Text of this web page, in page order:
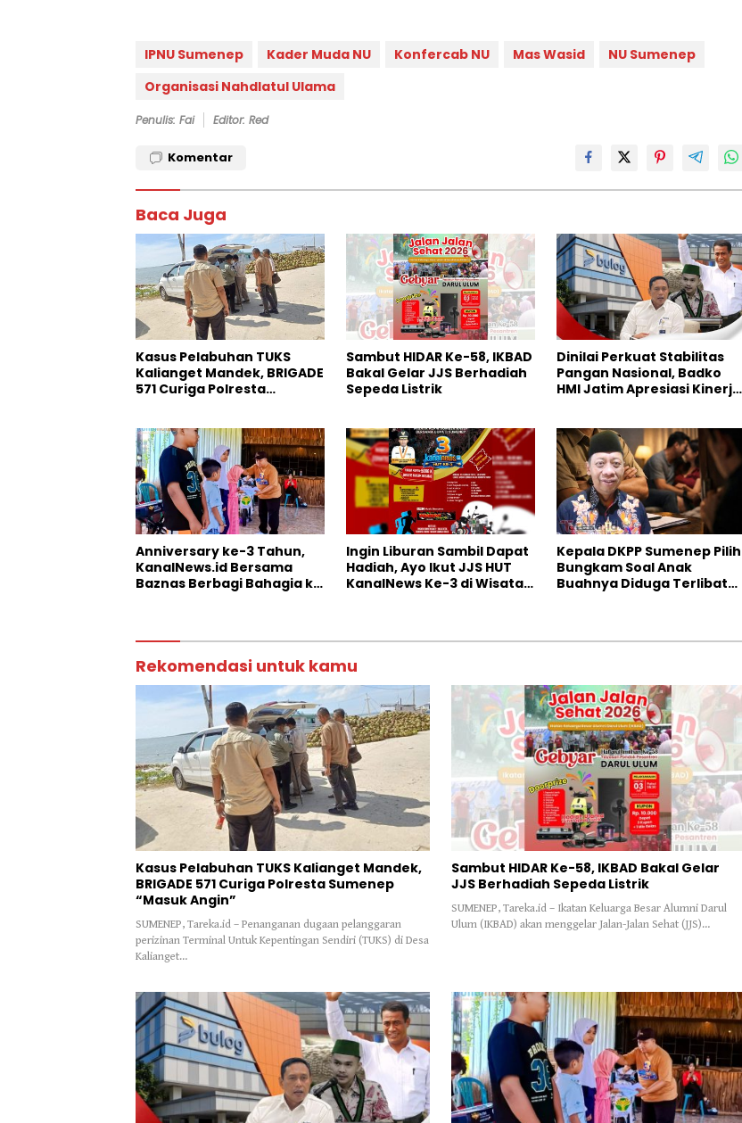
IPNU Sumenep Kader Muda NU Konfercab NU Mas Wasid
NU Sumenep
Organisasi Nahdlatul Ulama
Penulis: Fai Editor: Red
Komentar
Baca Juga
Kasus Pelabuhan TUKS
Kalianget Mandek, BRIGADE
571 Curiga Polresta
Sambut HIDAR Ke-58, IKBAD
Bakal Gelar JJS Berhadiah
Sepeda Listrik
Dinilai Perkuat Stabilitas
Pangan Nasional, Badko
HMI Jatim Apresiasi Kinerja
Anniversary ke-3 Tahun,
KanalNews.id Bersama
Baznas Berbagi Bahagia ke
Ingin Liburan Sambil Dapat
Hadiah, Ayo Ikut JJS HUT
KanalNews Ke-3 di Wisata
Kepala DKPP Sumenep Pilih
Bungkam Soal Anak
Buahnya Diduga Terlibat
Rekomendasi untuk kamu
Kasus Pelabuhan TUKS Kalianget Mandek,
BRIGADE 571 Curiga Polresta Sumenep
“Masuk Angin”
SUMENEP, Tareka.id – Penanganan dugaan pelanggaran
perizinan Terminal Untuk Kepentingan Sendiri (TUKS) di Desa
Kalianget…
Sambut HIDAR Ke-58, IKBAD Bakal Gelar
JJS Berhadiah Sepeda Listrik
SUMENEP, Tareka.id – Ikatan Keluarga Besar Alumni Darul
Ulum (IKBAD) akan menggelar Jalan-Jalan Sehat (JJS)…